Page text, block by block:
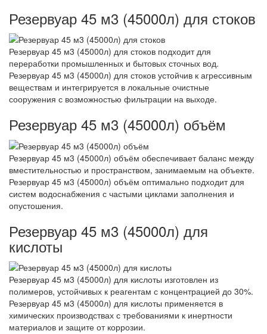
Резервуар 45 м3 (45000л) для стоков
Резервуар 45 м3 (45000л) для стоков подходит для
переработки промышленных и бытовых сточных вод.
Резервуар 45 м3 (45000л) для стоков устойчив к агрессивным
веществам и интегрируется в локальные очистные
сооружения с возможностью фильтрации на выходе.
Резервуар 45 м3 (45000л) объём
Резервуар 45 м3 (45000л) объём обеспечивает баланс между
вместительностью и пространством, занимаемым на объекте.
Резервуар 45 м3 (45000л) объём оптимально подходит для
систем водоснабжения с частыми циклами заполнения и
опустошения.
Резервуар 45 м3 (45000л) для
кислоты
Резервуар 45 м3 (45000л) для кислоты изготовлен из
полимеров, устойчивых к реагентам с концентрацией до 30%.
Резервуар 45 м3 (45000л) для кислоты применяется в
химических производствах с требованиями к инертности
материалов и защите от коррозии.